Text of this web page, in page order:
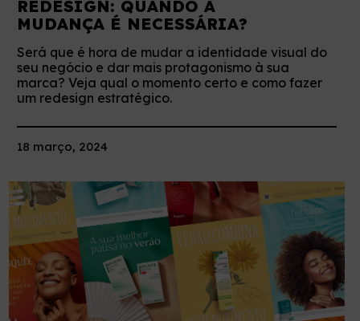
REDESIGN: QUANDO A
MUDANÇA É NECESSÁRIA?
Será que é hora de mudar a identidade visual do
seu negócio e dar mais protagonismo à sua
marca? Veja qual o momento certo e como fazer
um redesign estratégico.
18 março, 2024